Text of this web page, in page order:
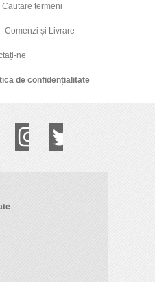
Cautare termeni
Comenzi și Livrare
ne
de confidențialitate